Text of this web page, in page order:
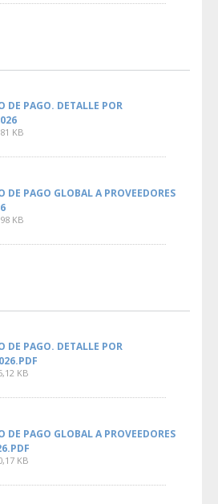
DE PAGO. DETALLE POR
KB
DE PAGO GLOBAL A PROVEEDORES
KB
DE PAGO. DETALLE POR
KB
DE PAGO GLOBAL A PROVEEDORES
KB